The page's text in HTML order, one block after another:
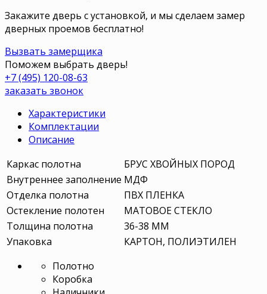
Закажите дверь с установкой, и мы сделаем замер
дверных проемов бесплатно!
Вызвать замерщика
Поможем выбрать дверь!
+7 (495) 120-08-63
заказать звонок
Характеристики
Комплектации
Описание
Каркас полотна
БРУС ХВОЙНЫХ ПОРОД
Внутреннее заполнение МДФ
Отделка полотна
ПВХ ПЛЕНКА
Остекление полотен
МАТОВОЕ СТЕКЛО
Толщина полотна
36-38 ММ
Упаковка
КАРТОН, ПОЛИЭТИЛЕН
Полотно
Коробка